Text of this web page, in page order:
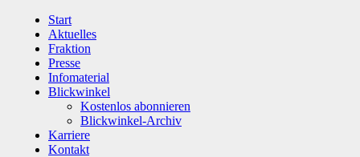
Start
Aktuelles
Fraktion
Presse
Infomaterial
Blickwinkel
Kostenlos abonnieren
Blickwinkel-Archiv
Karriere
Kontakt